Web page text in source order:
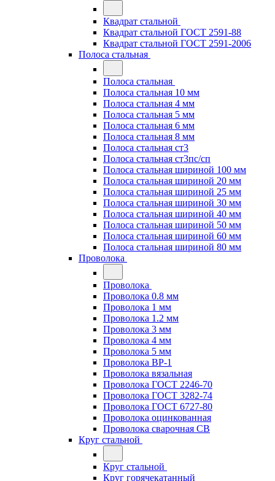
Квадрат стальной
Квадрат стальной ГОСТ 2591-88
Квадрат стальной ГОСТ 2591-2006
Полоса стальная
Полоса стальная
Полоса стальная 10 мм
Полоса стальная 4 мм
Полоса стальная 5 мм
Полоса стальная 6 мм
Полоса стальная 8 мм
Полоса стальная ст3
Полоса стальная ст3пс/сп
Полоса стальная шириной 100 мм
Полоса стальная шириной 20 мм
Полоса стальная шириной 25 мм
Полоса стальная шириной 30 мм
Полоса стальная шириной 40 мм
Полоса стальная шириной 50 мм
Полоса стальная шириной 60 мм
Полоса стальная шириной 80 мм
Проволока
Проволока
Проволока 0.8 мм
Проволока 1 мм
Проволока 1.2 мм
Проволока 3 мм
Проволока 4 мм
Проволока 5 мм
Проволока ВР-1
Проволока вязальная
Проволока ГОСТ 2246-70
Проволока ГОСТ 3282-74
Проволока ГОСТ 6727-80
Проволока оцинкованная
Проволока сварочная СВ
Круг стальной
Круг стальной
Круг горячекатанный